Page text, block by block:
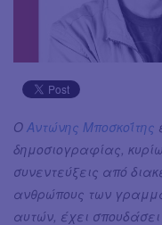
O Αντώνης Μποσκοΐτης
δημοσιογραφίας,
συνεντεύξεις από
ανθρώπους των
αυτών, έχει